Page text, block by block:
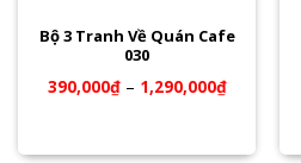
Bộ 3 Tranh Về Quán Cafe
030
390,000₫– 1,290,000₫